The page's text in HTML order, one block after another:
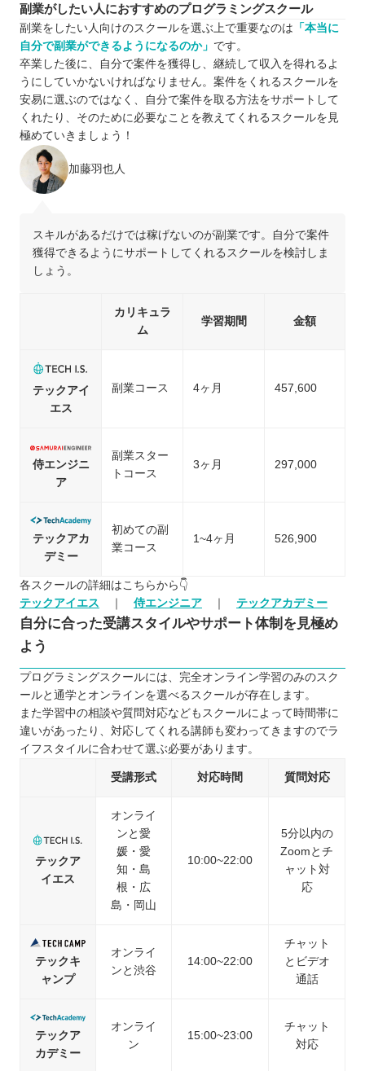
副業がしたい人におすすめのプログラミングスクール
副業をしたい人向けのスクールを選ぶ上で重要なのは 「本当に
自分で副業ができるようになるのか」 です。
卒業した後に、自分で案件を獲得し、継続して収入を得れるよ
うにしていかないければなりません。案件をくれるスクールを
安易に選ぶのではなく、自分で案件を取る方法をサポートして
くれたり、そのために必要なことを教えてくれるスクールを見
極めていきましょう！
加藤羽也人
スキルがあるだけでは稼げないのが副業です。自分で案件
獲得できるようにサポートしてくれるスクールを検討しま
しょう。
カリキュラ
ム
学習期間 金額
テックアイ
エス
副業コース 4ヶ月 457,600
侍エンジニ
ア
副業スター
トコース
3ヶ月 297,000
テックアカ
デミー
初めての副
業コース
1~4ヶ月 526,900
各スクールの詳細はこちらから👇
テックアイエス
侍エンジニア テックアカデミー
自分に合った受講スタイルやサポート体制を見極め
よう
プログラミングスクールには、完全オンライン学習のみのスク
ールと通学とオンラインを選べるスクールが存在します。
また学習中の相談や質問対応などもスクールによって時間帯に
違いがあったり、対応してくれる講師も変わってきますのでラ
イフスタイルに合わせて選ぶ必要があります。
受講形式 対応時間 質問対応
テックア
イエス
オンライ
ンと愛
媛・愛
知・島
根・広
島・岡山
10:00~22:00
5分以内の
Zoomとチ
ャット対
応
テックキ
ャンプ
オンライ
ンと渋谷
14:00~22:00
チャット
とビデオ
通話
テックア
カデミー
オンライ
ン
15:00~23:00
チャット
対応